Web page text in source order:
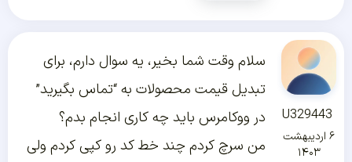
U329443
۶ اردیبهشت
۱۴۰۳
سلام وقت شما بخیر، یه سوال دارم، برای
تبدیل قیمت محصولات به “تماس بگیرید”
در ووکامرس باید چه کاری انجام بدم؟
من سرچ کردم چند خط کد رو کپی کردم ولی